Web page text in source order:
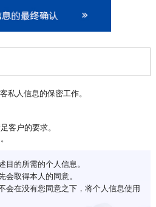
私人信息的保密工作。
客户的要求。
目的所需的个人信息。
会取得本人的同意。
会在没有您同意之下，将个人信息使用